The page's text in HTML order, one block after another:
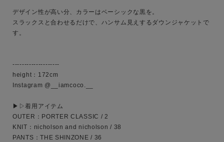
キーワード
デザイン性が高い分、カラーはベーシックな黒を。
スラックスと合わせるだけで、ハンサム見えするダウンジャケットで
す。
--------------------
height：172cm
Instagram @__iamcoco.__
▶︎▷着用アイテム
OUTER：PORTER CLASSIC / 2
KNIT：nicholson and nicholson / 38
PANTS：THE SHINZONE / 36